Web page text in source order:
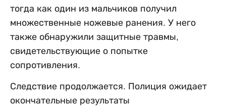
тогда как один из мальчиков получил
множественные ножевые ранения. У него
также обнаружили защитные травмы,
свидетельствующие о попытке
сопротивления.
Следствие продолжается. Полиция ожидает
окончательные результаты